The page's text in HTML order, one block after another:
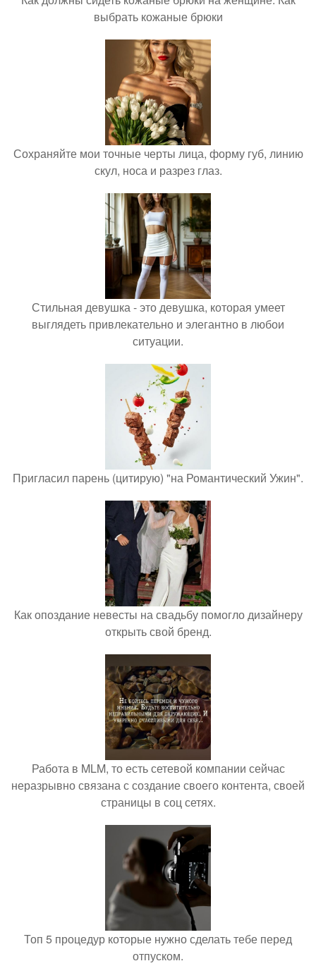
выбрать кожаные брюки
Сохраняйте мои точные черты лица, форму губ, линию
скул, носа и разрез глаз.
Стильная девушка - это девушка, которая умеет
выглядеть привлекательно и элегантно в любои
ситуации.
Пригласил парень (цитирую) "на Романтический Ужин".
Как опоздание невесты на свадьбу помогло дизайнеру
открыть свой бренд.
Работа в MLM, то есть сетевой компании сейчас
неразрывно связана с создание своего контента, своей
страницы в соц сетях.
Топ 5 процедур которые нужно сделать тебе перед
отпуском.